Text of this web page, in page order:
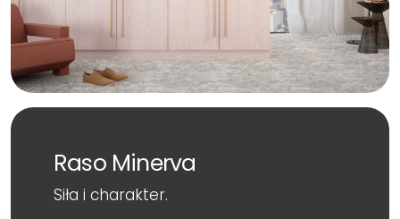
Raso Minerva
Siła i charakter.